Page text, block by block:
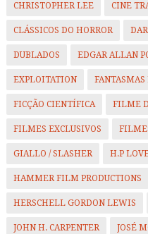
CHRISTOPHER LEE CINE
CLÁSSICOS DO HORROR
DUBLADOS EDGAR ALLAN
EXPLOITATION FANTASMAS
FICÇÃO CIENTÍFICA FILME
FILMES EXCLUSIVOS
GIALLO / SLASHER H.P
HAMMER FILM PRODUCTIONS
HERSCHELL GORDON LEWIS
JOHN H. CARPENTER JOSÉ